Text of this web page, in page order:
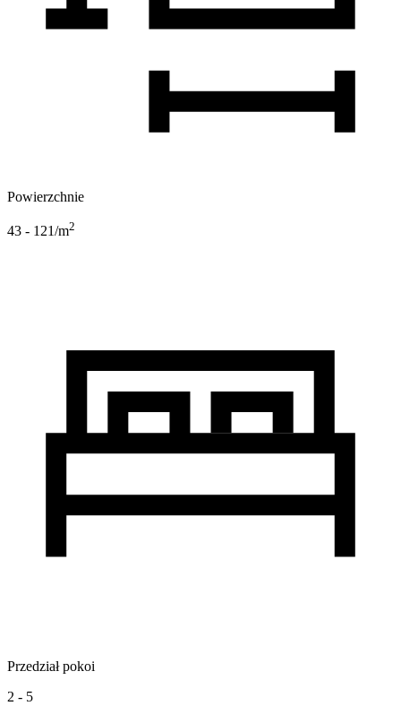
Powierzchnie
43 - 121/m2
Przedział pokoi
2 - 5